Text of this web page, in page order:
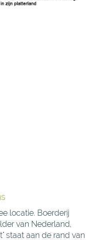
locatie. Boerderij
van Nederland,
staat aan de rand van